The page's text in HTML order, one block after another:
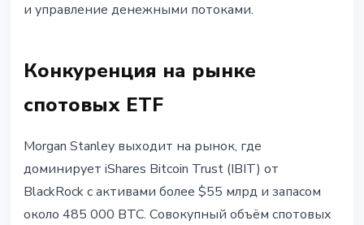
и управление денежными потоками.
Конкуренция на рынке
спотовых ETF
Morgan Stanley выходит на рынок, где
доминирует iShares Bitcoin Trust (IBIT) от
BlackRock с активами более $55 млрд и запасом
около 485 000 BTC. Совокупный объём спотовых